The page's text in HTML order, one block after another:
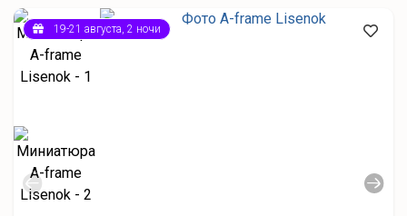
19-21 августа, 2 ночи